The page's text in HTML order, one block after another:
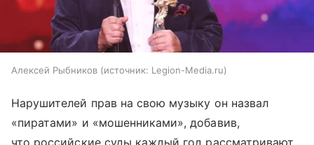
Алексей Рыбников источник: Legion-Media.ru
Нарушителей прав на свою музыку он назвал
«пиратами» и «мошенниками», добавив,
что российские суды каждый год рассматривают